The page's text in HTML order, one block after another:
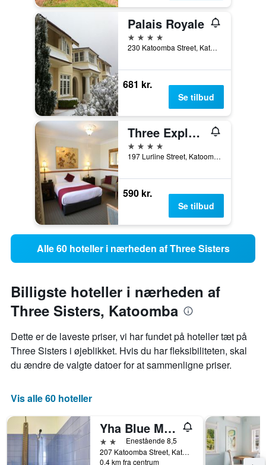
Palais Royale
4 stjerner
230 Katoomba Street, Katoomba, NSW, Australien
681 kr.
Se tilbud
Three Explorers Motel
4 stjerner
197 Lurline Street, Katoomba, NSW, Australien
590 kr.
Se tilbud
Alle 60 hoteller i nærheden af Three Sisters
Billigste hoteller i nærheden af
Three Sisters, Katoomba
Dette er de laveste priser, vi har fundet på hoteller tæt på
Three Sisters i øjeblikket. Hvis du har fleksibiliteten, skal
du ændre de valgte datoer for at sammenligne priser.
Vis alle 60 hoteller
Yha Blue Mountains Katoomba
2 stjernerEnestående 8,5
207 Katoomba Street, Katoomba, NSW, Australien
0,4 km fra centrum